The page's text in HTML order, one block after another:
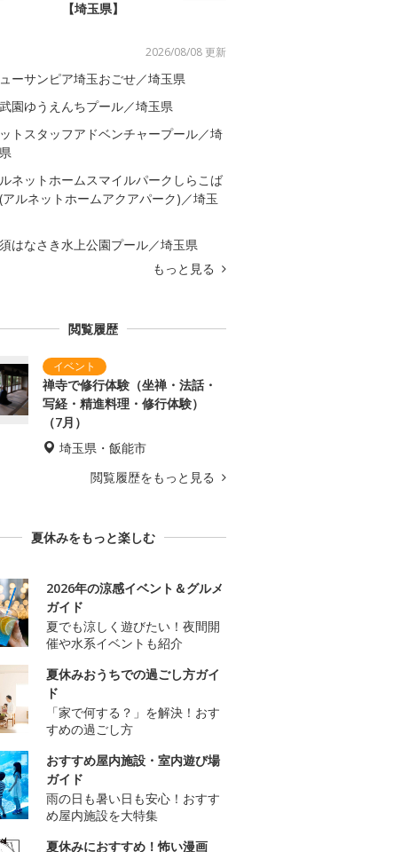
【埼玉県】
2026/08/08 更新
ーサンピア埼玉おごせ／埼玉県
園ゆうえんちプール／埼玉県
トスタッフアドベンチャープール／埼
ネットホームスマイルパークしらこば
アルネットホームアクアパーク)／埼玉
はなさき水上公園プール／埼玉県
もっと見る
閲覧履歴
禅寺で修行体験（坐禅・法話・
写経・精進料理・修行体験）
（7月）
埼玉県・飯能市
閲覧履歴をもっと見る
夏休みをもっと楽しむ
2026年の涼感イベント＆グルメ
ガイド
夏でも涼しく遊びたい！夜間開
催や水系イベントも紹介
夏休みおうちでの過ごし方ガイ
ド
「家で何する？」を解決！おす
すめの過ごし方
おすすめ屋内施設・室内遊び場
ガイド
雨の日も暑い日も安心！おすす
め屋内施設を大特集
夏休みにおすすめ！怖い漫画